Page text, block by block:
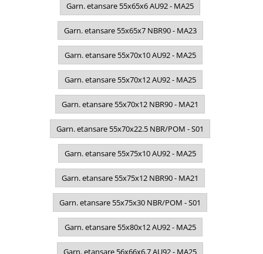
Garn. etansare 55x65x6 AU92 - MA25
Garn. etansare 55x65x7 NBR90 - MA23
Garn. etansare 55x70x10 AU92 - MA25
Garn. etansare 55x70x12 AU92 - MA25
Garn. etansare 55x70x12 NBR90 - MA21
Garn. etansare 55x70x22.5 NBR/POM - S01
Garn. etansare 55x75x10 AU92 - MA25
Garn. etansare 55x75x12 NBR90 - MA21
Garn. etansare 55x75x30 NBR/POM - S01
Garn. etansare 55x80x12 AU92 - MA25
Garn. etansare 56x66x6.7 AU92 - MA25